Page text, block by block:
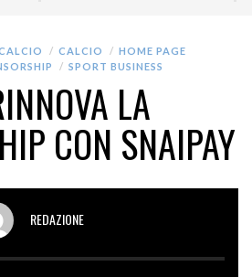
CALCIO
HOME PAGE
SPORT BUSINESS
LA
CON SNAIPAY
REDAZIONE